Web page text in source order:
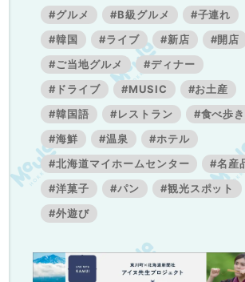
#グルメ
#B級グルメ
#子連れ
#韓国
#ライブ #新店
#開店
#ご当地グルメ
#ディナー
#ドライブ
#MUSIC
#お土産
#韓国語
#レストラン
#食べ歩き
#海鮮
#温泉
#ホテル
#北海道マイホームセンター
#名産
#洋菓子
#パン
#観光スポット
#外遊び